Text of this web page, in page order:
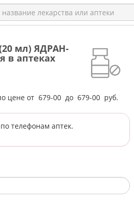
мл) ЯДРАН-
в аптеках
цене от 679-00 до 679-00 руб.
телефонам аптек.